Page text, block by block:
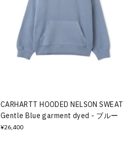
CARHARTT HOODED NELSON SWEAT
Gentle Blue garment dyed - ブルー
¥26,400